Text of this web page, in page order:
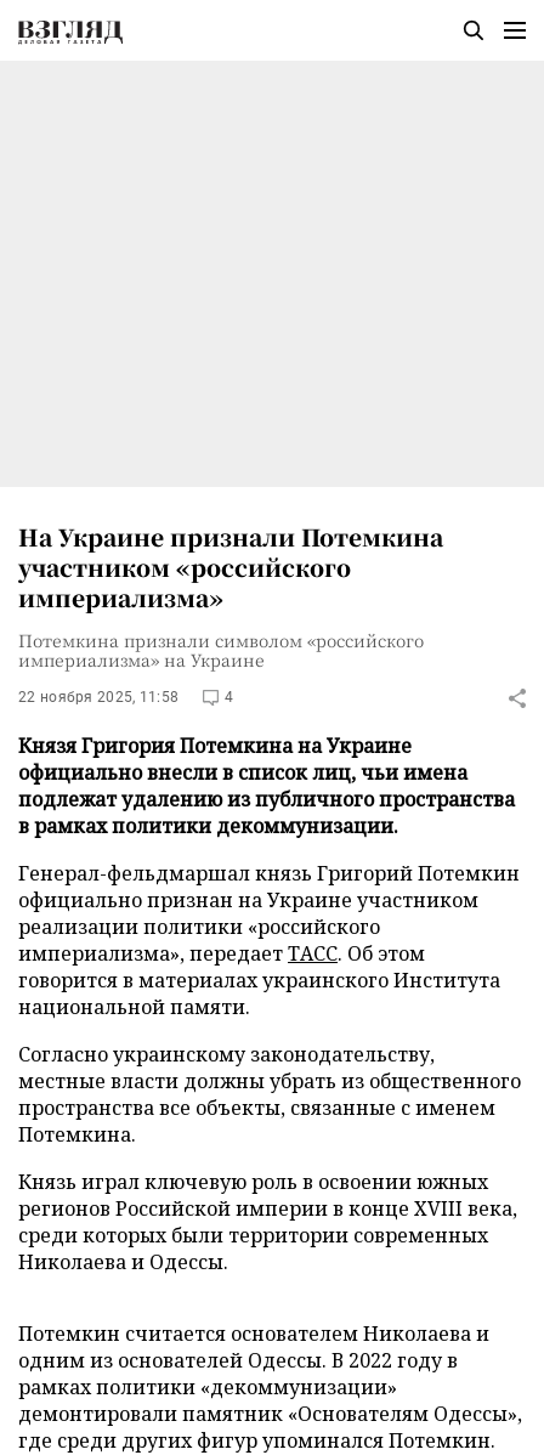
На Украине признали Потемкина
участником «российского
империализма»
Потемкина признали символом «российского
империализма» на Украине
22 ноября 2025, 11:58 4
Князя Григория Потемкина на Украине
официально внесли в список лиц, чьи имена
подлежат удалению из публичного пространства
в рамках политики декоммунизации.
Генерал-фельдмаршал князь Григорий Потемкин
официально признан на Украине участником
реализации политики «российского
империализма», передаетТАСС. Об этом
говорится в материалах украинского Института
национальной памяти.
Согласно украинскому законодательству,
местные власти должны убрать из общественного
пространства все объекты, связанные с именем
Потемкина.
Князь играл ключевую роль в освоении южных
регионов Российской империи в конце XVIII века,
среди которых были территории современных
Николаева и Одессы.
Потемкин считается основателем Николаева и
одним из основателей Одессы. В 2022 году в
рамках политики «декоммунизации»
демонтировали памятник «Основателям Одессы»,
где среди других фигур упоминался Потемкин.